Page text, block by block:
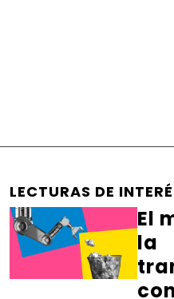
LECTURAS DE
El
la